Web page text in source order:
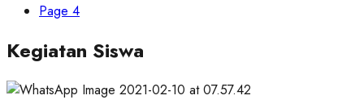
Page 4
Kegiatan Siswa